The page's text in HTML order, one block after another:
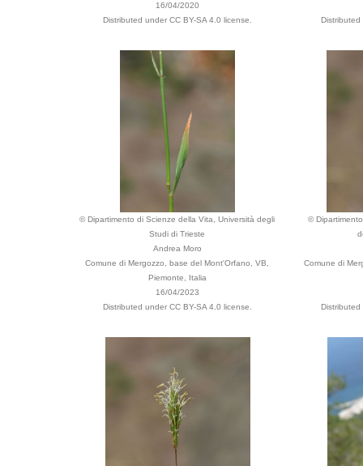
16/04/2020
Distributed under CC BY-SA 4.0 license.
Distributed
© Dipartimento di Scienze della Vita, Università degli
Studi di Trieste
Andrea Moro
Comune di Mergozzo, base del Mont'Orfano, VB,
Piemonte, Italia
16/04/2023
Distributed under CC BY-SA 4.0 license.
©
Comune di
Distributed